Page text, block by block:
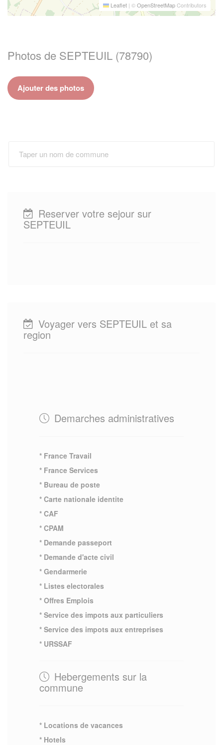
Leaflet | ©OpenStreetMapContributors
Photos de SEPTEUIL (78790)
Ajouter des photos
Reserver votre sejour sur
SEPTEUIL
Voyager vers SEPTEUIL et sa
region
Demarches administratives
* France Travail
* France Services
* Bureau de poste
* Carte nationale identite
* CAF
* CPAM
* Demande passeport
* Demande d'acte civil
* Gendarmerie
* Listes electorales
* Offres Emplois
* Service des impots aux particuliers
* Service des impots aux entreprises
* URSSAF
Hebergements sur la
commune
* Locations de vacances
* Hotels